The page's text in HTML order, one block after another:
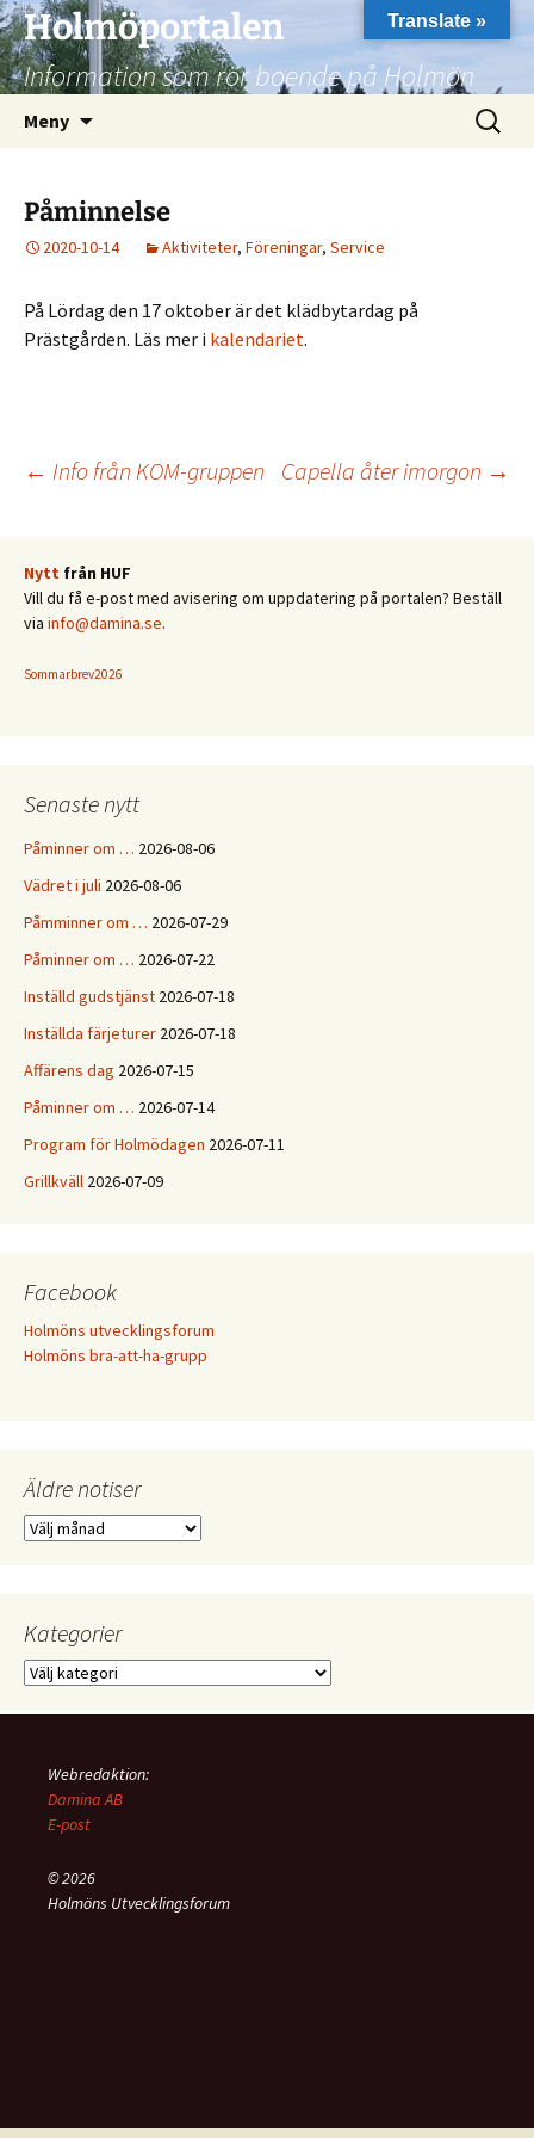
Hoppa
till
innehåll
Holmöportalen
Information som rör boende på Holmön
Meny
Sök
efter:
Påminnelse
2020-10-14 Aktiviteter, Föreningar, Service
På Lördag den 17 oktober är det klädbytardag på
Prästgården. Läs mer i kalendariet.
Inläggsnavigering
← Info från KOM-gruppen Capella åter imorgon →
Nytt från HUF
Vill du få e-post med avisering om uppdatering på portalen? Beställ
via info@damina.se.
Sommarbrev2026
Senaste nytt
Påminner om … 2026-08-06
Vädret i juli 2026-08-06
Påmminner om … 2026-07-29
Påminner om … 2026-07-22
Inställd gudstjänst 2026-07-18
Inställda färjeturer 2026-07-18
Affärens dag 2026-07-15
Påminner om … 2026-07-14
Program för Holmödagen 2026-07-11
Grillkväll 2026-07-09
Facebook
Holmöns utvecklingsforum
Holmöns bra-att-ha-grupp
Äldre notiser
Äldre
Kategorier
Kategorier
Webredaktion:
Damina AB
E-post
© 2026
Holmöns Utvecklingsforum
Translate »